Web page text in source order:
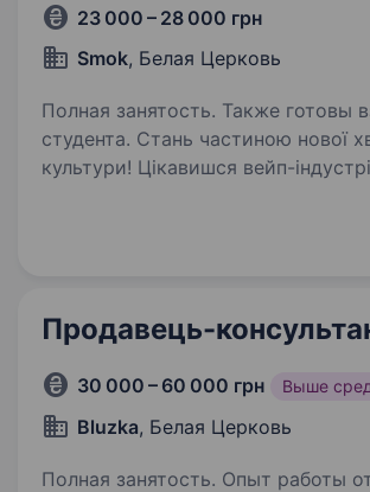
23 000 – 28 000 грн
Smok, Белая Церковь
Полная занятость. Также готовы
студента. Стань частиною нової хвилі вейп-
культури! Цікавишся вейп-
Отримай трендову професію з
Продавець-
30 000 – 60 000 грн Выше
Bluzka, Белая Церковь
Полная занятость. Опыт работы